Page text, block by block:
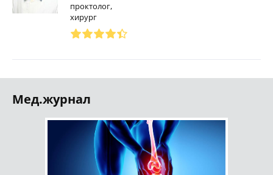
проктолог,
хирург
Мед.журнал